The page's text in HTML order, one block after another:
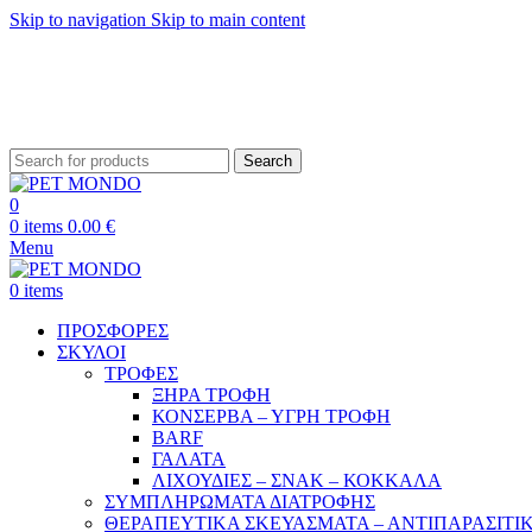
Skip to navigation Skip to main content
Search
0
0 items 0.00 €
Menu
0 items
ΠΡΟΣΦΟΡΕΣ
ΣΚΥΛΟΙ
ΤΡΟΦΕΣ
ΞΗΡΑ ΤΡΟΦΗ
ΚΟΝΣΕΡΒΑ – ΥΓΡΗ ΤΡΟΦΗ
BARF
ΓΑΛΑΤΑ
ΛΙΧΟΥΔΙΕΣ – ΣΝΑΚ – ΚΟΚΚΑΛΑ
ΣΥΜΠΛΗΡΩΜΑΤΑ ΔΙΑΤΡΟΦΗΣ
ΘΕΡΑΠΕΥΤΙΚΑ ΣΚΕΥΑΣΜΑΤΑ –